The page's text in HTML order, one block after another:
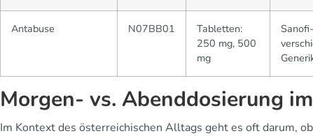
Antabuse N07BB01
Tabletten:
250 mg, 500
mg
Morgen- vs. Abenddosierung
Im Kontext des österreichischen Alltags geht es oft darum,